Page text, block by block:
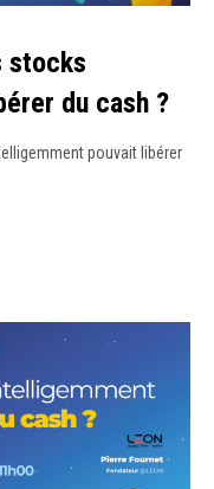
stocks
du cash ?
pouvait libérer